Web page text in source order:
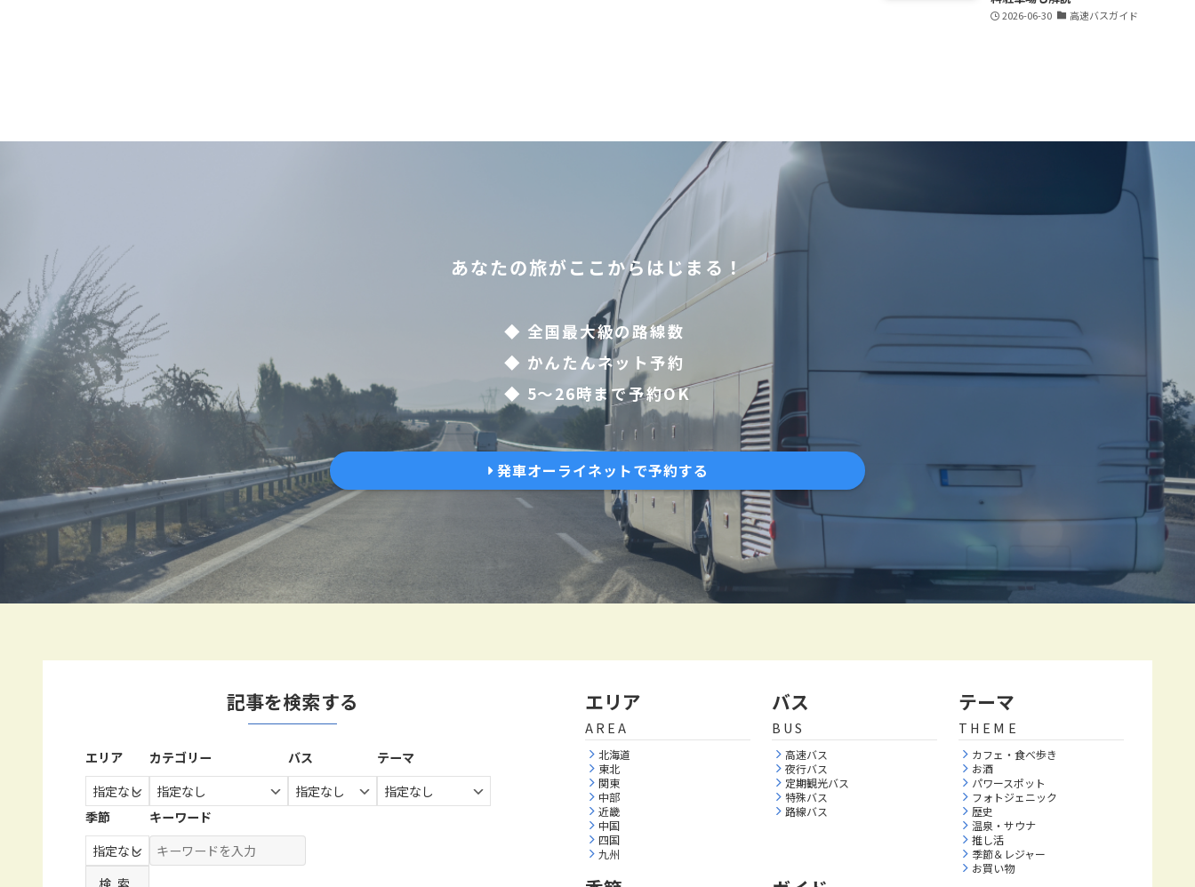
2026-06-30 高速バスガイド
あなたの旅がここからはじまる！
◆ 全国最大級の路線数
◆ かんたんネット予約
◆ 5〜26時まで予約OK
発車オーライネットで予約する
記事を検索する
エリア カテゴリー バス テーマ
季節 キーワード
エリア
AREA
北海道
東北
関東
中部
近畿
中国
四国
九州
バス
BUS
高速バス
夜行バス
定期観光バス
特殊バス
路線バス
テーマ
THEME
カフェ・食べ歩き
お酒
パワースポット
フォトジェニック
歴史
温泉・サウナ
推し活
季節＆レジャー
お買い物